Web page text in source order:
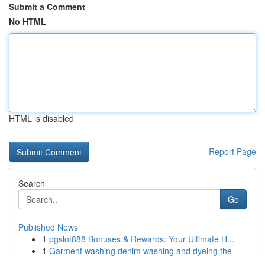
Submit a Comment
No HTML
HTML is disabled
Report Page
Search
Go
Published News
1 pgslot888 Bonuses & Rewards: Your Ultimate H...
1 Garment washing denim washing and dyeing the